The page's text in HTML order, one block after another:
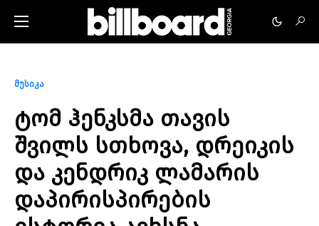
მუსიკა
ტომ ჰენკსმა თავის
შვილს სთხოვა, დრეიკის
და კენდრიკ ლამარის
დაპირისპირების